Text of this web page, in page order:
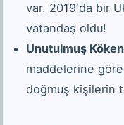
var. 2019'da bir
vatandaş oldu!
Unutulmuş
maddelerine
doğmuş kişilerin